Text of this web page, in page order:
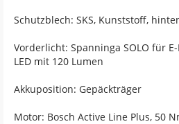
Schutzblech: SKS, Kunststoff,
Vorderlicht: Spanninga SOLO für
LED mit 120 Lumen
Akkuposition: Gepäckträger
Motor: Bosch Active Line Plus, 50